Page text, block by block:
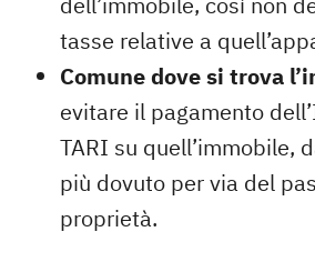
tasse relative a
Comune dove si trova
evitare il pagamento
TARI su quell’immobile,
più dovuto per via del
proprietà.